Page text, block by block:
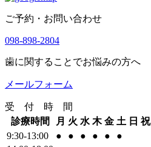
ご予約・お問い合わせ
098-898-2804
歯に関することでお悩みの方へ
メールフォーム
受 付 時 間
診療時間
月 火 水 木 金 土 日 祝
9:30-13:00
● ● ● ● ●
●